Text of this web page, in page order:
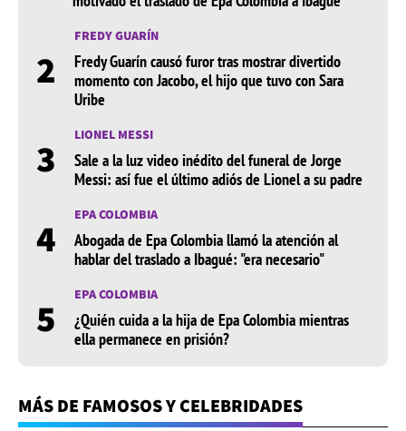
2
FREDY GUARÍN
Fredy Guarín causó furor tras mostrar divertido
momento con Jacobo, el hijo que tuvo con Sara
Uribe
3 LIONEL MESSI
Sale a la luz video inédito del funeral de Jorge
Messi: así fue el último adiós de Lionel a su padre
4 EPA COLOMBIA
Abogada de Epa Colombia llamó la atención al
hablar del traslado a Ibagué: "era necesario"
5 EPA COLOMBIA
¿Quién cuida a la hija de Epa Colombia mientras
ella permanece en prisión?
MÁS DE FAMOSOS Y CELEBRIDADES